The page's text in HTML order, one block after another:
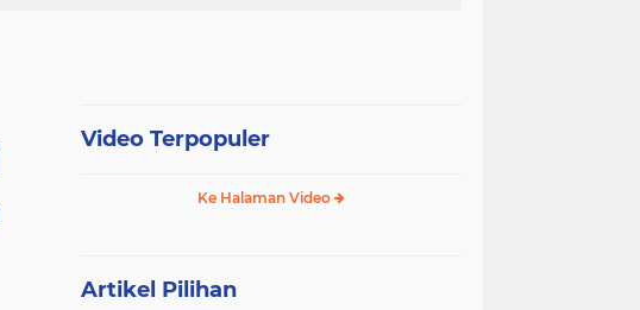
Video Terpopuler
Ke Halaman Video
Artikel Pilihan